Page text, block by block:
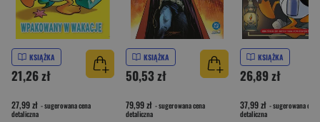
KSIĄŻKA
21,26 zł
27,99 zł - sugerowana cena
detaliczna
KSIĄŻKA
50,53 zł
79,99 zł - sugerowana cena
detaliczna
KSIĄŻKA
26,89 zł
37,99 zł - sugerowana cena
detaliczna